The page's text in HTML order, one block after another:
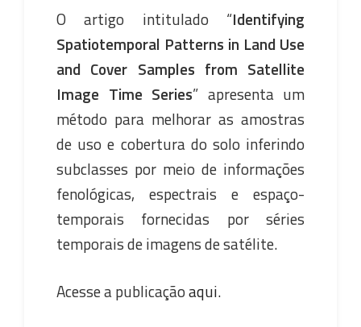
O artigo intitulado “Identifying
Spatiotemporal Patterns in Land Use
and Cover Samples from Satellite
Image Time Series” apresenta um
método para melhorar as amostras
de uso e cobertura do solo inferindo
subclasses por meio de informações
fenológicas, espectrais e espaço-
temporais fornecidas por séries
temporais de imagens de satélite.
Acesse a publicaçãoaqui.